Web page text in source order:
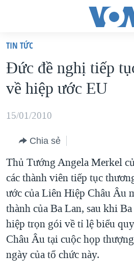
truy
cập
Tới
dung
chính
điều
hướng
chính
Đi
tới
"Tìm"
VIỆT NAM
HOA KỲ
BIỂN ĐÔNG
BLOG
DIỄN ĐÀN
MỤC
TỰ DO BÁO CHÍ
VẠCH TRẦN TIN GIẢ
NGƯỜI VIỆT HẢI NGOẠI
ĐỜI SỐNG
CHUYÊN ĐỀ
CHIẾN TRANH THƯƠNG MẠI
TẠI
HÀNH TRÌNH BẦU CỬ 2024
HỌC TIẾNG ANH
VIDEO
NGHE
TIN TỨC
Đức đề nghị tiếp
về hiệp ước EU
15/01/2010
Chia sẻ
Thủ Tướng Angela Merkel
các thành viên tiếp tục
ước của Liên Hiệp Châu Âu
thành của Ba Lan, sau khi
hiệp trọn gói về tỉ lệ biểu
Châu Âu tại cuộc họp
ngày của tổ chức này.